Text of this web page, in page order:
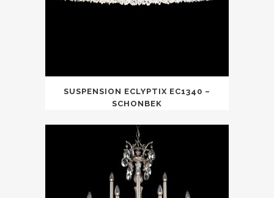
SUSPENSION ECLYPTIX EC1340 –
SCHONBEK